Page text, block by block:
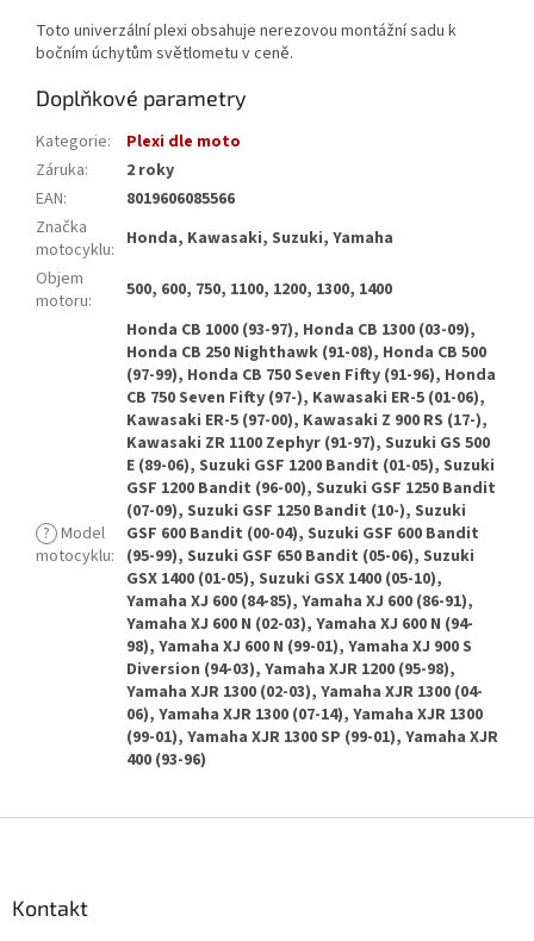
Toto univerzální plexi obsahuje nerezovou montážní sadu k
bočním úchytům světlometu v ceně.
Doplňkové parametry
Kategorie:
Plexi dle moto
Záruka:
2 roky
EAN:
8019606085566
Značka
motocyklu: Honda, Kawasaki, Suzuki, Yamaha
Objem
motoru: 500, 600, 750, 1100, 1200, 1300, 1400
? Model
motocyklu:
Honda CB 1000 (93-97), Honda CB 1300 (03-09),
Honda CB 250 Nighthawk (91-08), Honda CB 500
(97-99), Honda CB 750 Seven Fifty (91-96), Honda
CB 750 Seven Fifty (97-), Kawasaki ER-5 (01-06),
Kawasaki ER-5 (97-00), Kawasaki Z 900 RS (17-),
Kawasaki ZR 1100 Zephyr (91-97), Suzuki GS 500
E (89-06), Suzuki GSF 1200 Bandit (01-05), Suzuki
GSF 1200 Bandit (96-00), Suzuki GSF 1250 Bandit
(07-09), Suzuki GSF 1250 Bandit (10-), Suzuki
GSF 600 Bandit (00-04), Suzuki GSF 600 Bandit
(95-99), Suzuki GSF 650 Bandit (05-06), Suzuki
GSX 1400 (01-05), Suzuki GSX 1400 (05-10),
Yamaha XJ 600 (84-85), Yamaha XJ 600 (86-91),
Yamaha XJ 600 N (02-03), Yamaha XJ 600 N (94-
98), Yamaha XJ 600 N (99-01), Yamaha XJ 900 S
Diversion (94-03), Yamaha XJR 1200 (95-98),
Yamaha XJR 1300 (02-03), Yamaha XJR 1300 (04-
06), Yamaha XJR 1300 (07-14), Yamaha XJR 1300
(99-01), Yamaha XJR 1300 SP (99-01), Yamaha XJR
400 (93-96)
Kontakt